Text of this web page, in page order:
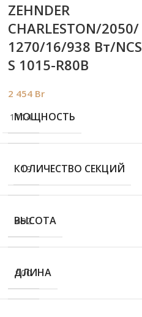
1114
19
492
900
ZEHNDER
CHARLESTON/2050/
1270/16/938 Вт/NCS
S 1015-R80B
2 454 Br
МОЩНОСТЬ
КОЛИЧЕСТВО СЕКЦИЙ
ВЫСОТА
ДЛИНА